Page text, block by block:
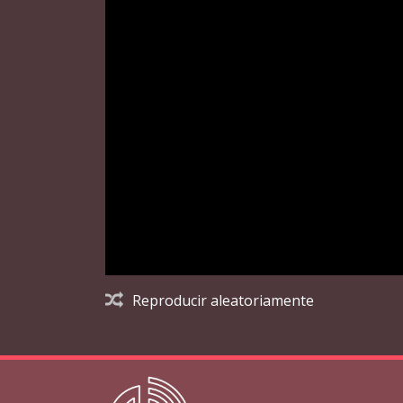
Reproducir aleatoriamente